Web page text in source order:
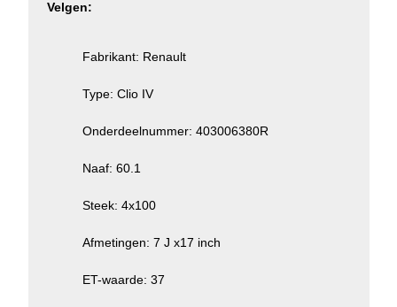
Velgen:
Fabrikant: Renault
Type: Clio IV
Onderdeelnummer: 403006380R
Naaf: 60.1
Steek: 4x100
Afmetingen: 7 J x17 inch
ET-waarde: 37